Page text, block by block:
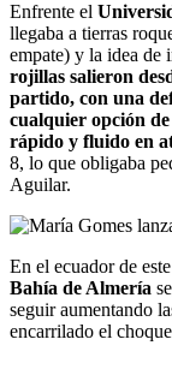
Enfrente el
llegaba a tierras
empate) y la idea de
rojillas salieron
partido, con una
cualquier opción
rápido y fluido en
8, lo que obligaba
Aguilar.
En el ecuador de
Bahía de Almería
seguir aumentando
encarrilado el